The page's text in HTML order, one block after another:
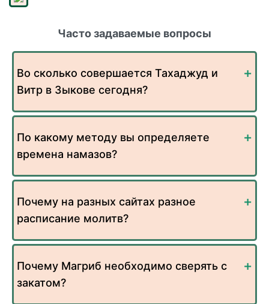
Часто задаваемые вопросы
Во сколько совершается Тахаджуд и
Витр в Зыкове сегодня?
По какому методу вы определяете
времена намазов?
Почему на разных сайтах разное
расписание молитв?
Почему Магриб необходимо сверять с
закатом?